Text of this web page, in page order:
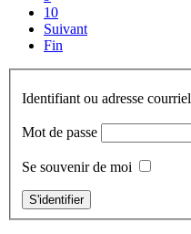
10
Suivant
Fin
Identifiant ou adresse courriel
Mot de passe
Se souvenir de moi
S'identifier